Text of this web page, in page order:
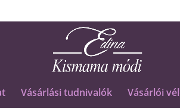
Vásárlási tudnivalók Vásárlói